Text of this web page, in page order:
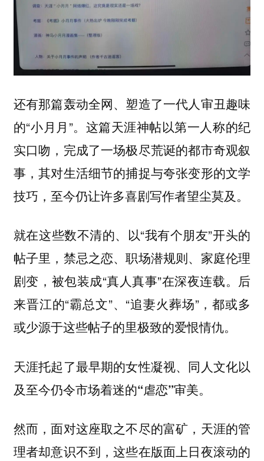
还有那篇轰动全网、塑造了一代人审丑趣味
的“小月月”。这篇天涯神帖以第一人称的纪
实口吻，完成了一场极尽荒诞的都市奇观叙
事，其对生活细节的捕捉与夸张变形的文学
技巧，至今仍让许多喜剧写作者望尘莫及。
就在这些数不清的、以“我有个朋友”开头的
帖子里，禁忌之恋、职场潜规则、家庭伦理
剧变，被包装成“真人真事”在深夜连载。后
来晋江的“霸总文”、“追妻火葬场”，都或多
或少源于这些帖子的里极致的爱恨情仇。
天涯托起了最早期的女性凝视、同人文化以
及至今仍令市场着迷的“虐恋”审美。
然而，面对这座取之不尽的富矿，天涯的管
理者却意识不到，这些在版面上日夜滚动的